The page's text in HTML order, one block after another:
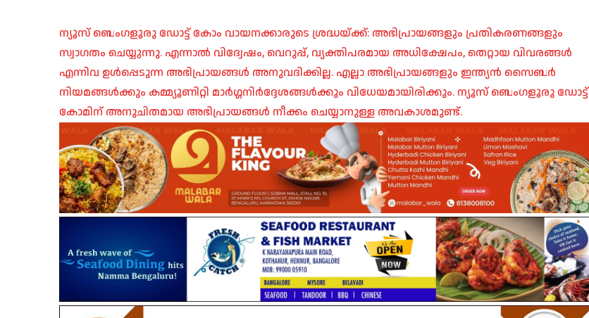
ന്യൂസ് ബെംഗളൂരു ഡോട്ട് കോം വായനക്കാരുടെ ശ്രദ്ധയ്ക്ക്: അഭിപ്രായങ്ങളും പ്രതികരണങ്ങളും
സ്വാഗതം ചെയ്യുന്നു. എന്നാൽ വിദ്വേഷം, വെറുപ്പ്, വ്യക്തിപരമായ അധിക്ഷേപം, തെറ്റായ വിവരങ്ങൾ
എന്നിവ ഉൾപ്പെടുന്ന അഭിപ്രായങ്ങൾ അനുവദിക്കില്ല. എല്ലാ അഭിപ്രായങ്ങളും ഇന്ത്യൻ സൈബർ
നിയമങ്ങൾക്കും കമ്മ്യൂണിറ്റി മാർഗ്ഗനിർദ്ദേശങ്ങൾക്കും വിധേയമായിരിക്കും. ന്യൂസ് ബെംഗളൂരു ഡോട്ട്
കോമിന് അനുചിതമായ അഭിപ്രായങ്ങൾ നീക്കം ചെയ്യാനുള്ള അവകാശമുണ്ട്.